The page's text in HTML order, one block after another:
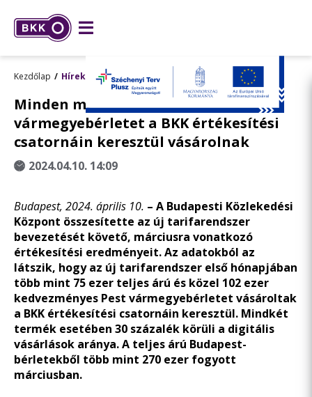
Kezdőlap Hírek
Minden második Pest
vármegyebérletet a BKK értékesítési
csatornáin keresztül vásárolnak
2024.04.10. 14:09
Budapest, 2024. április 10. – A Budapesti Közlekedési
Központ összesítette az új tarifarendszer
bevezetését követő, márciusra vonatkozó
értékesítési eredményeit. Az adatokból az
látszik, hogy az új tarifarendszer első hónapjában
több mint 75 ezer teljes árú és közel 102 ezer
kedvezményes Pest vármegyebérletet vásároltak
a BKK értékesítési csatornáin keresztül. Mindkét
termék esetében 30 százalék körüli a digitális
vásárlások aránya. A teljes árú Budapest-
bérletekből több mint 270 ezer fogyott
márciusban.